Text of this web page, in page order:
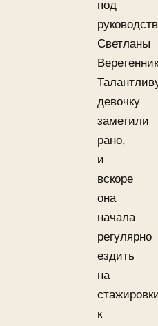
под
Светланы
девочку
заметили
рано,
и
вскоре
она
начала
регулярно
ездить
на
к